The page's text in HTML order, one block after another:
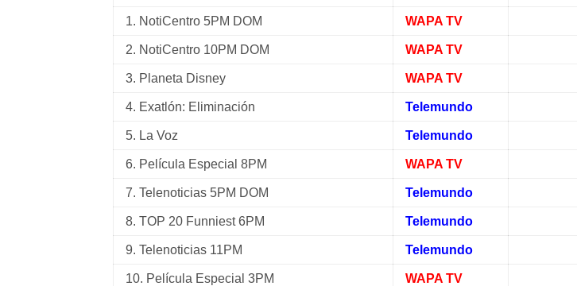
1. NotiCentro 5PM DOM WAPA TV
2. NotiCentro 10PM DOM WAPA TV
3. Planeta Disney WAPA TV
4. Exatlón: Eliminación Telemundo
5. La Voz Telemundo
6. Película Especial 8PM WAPA TV
7. Telenoticias 5PM DOM Telemundo
8. TOP 20 Funniest 6PM Telemundo
9. Telenoticias 11PM Telemundo
10. Película Especial 3PM WAPA TV